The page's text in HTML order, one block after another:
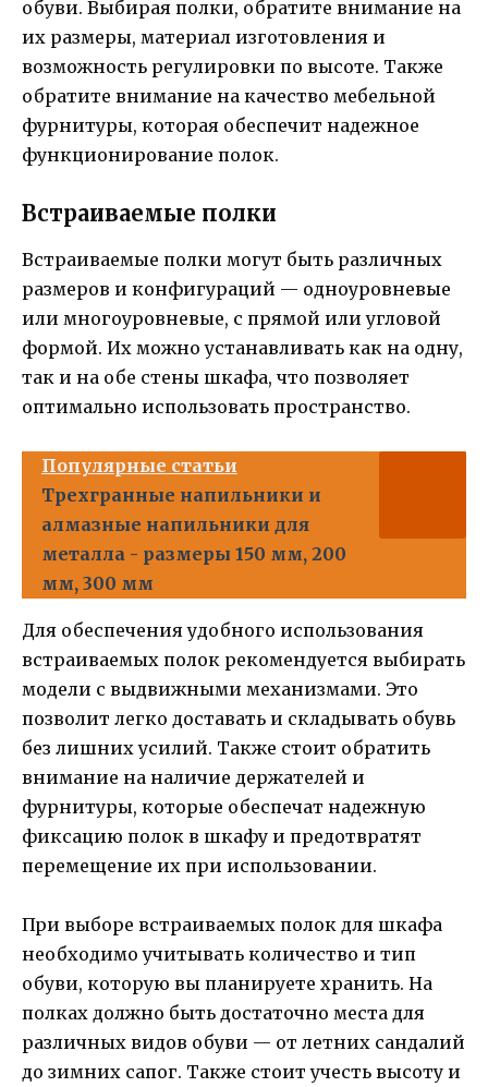
обуви. Выбирая полки, обратите внимание на
их размеры, материал изготовления и
возможность регулировки по высоте. Также
обратите внимание на качество мебельной
фурнитуры, которая обеспечит надежное
функционирование полок.
Встраиваемые полки
Встраиваемые полки могут быть различных
размеров и конфигураций — одноуровневые
или многоуровневые, с прямой или угловой
формой. Их можно устанавливать как на одну,
так и на обе стены шкафа, что позволяет
оптимально использовать пространство.
Популярные статьи
Трехгранные напильники и
алмазные напильники для
металла - размеры 150 мм, 200
мм, 300 мм
Для обеспечения удобного использования
встраиваемых полок рекомендуется выбирать
модели с выдвижными механизмами. Это
позволит легко доставать и складывать обувь
без лишних усилий. Также стоит обратить
внимание на наличие держателей и
фурнитуры, которые обеспечат надежную
фиксацию полок в шкафу и предотвратят
перемещение их при использовании.
При выборе встраиваемых полок для шкафа
необходимо учитывать количество и тип
обуви, которую вы планируете хранить. На
полках должно быть достаточно места для
различных видов обуви — от летних сандалий
до зимних сапог. Также стоит учесть высоту и